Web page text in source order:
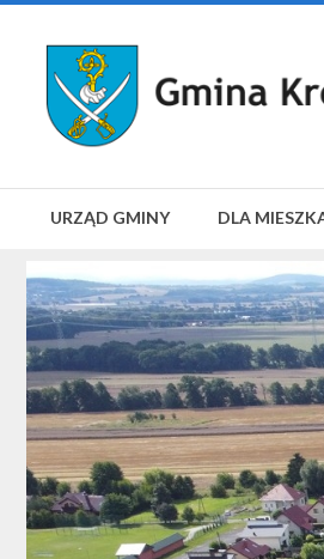
URZĄD GMINY DLA